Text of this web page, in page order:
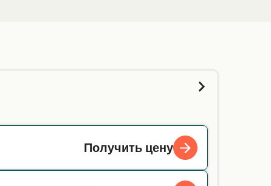
Получить цену